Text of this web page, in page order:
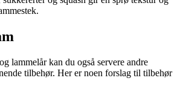
lammelår kan du også servere andre
tilbehør. Her er noen forslag til tilbehør